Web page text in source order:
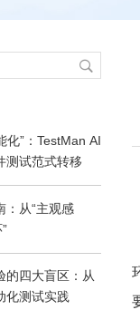
测试范式转移
化测试实践